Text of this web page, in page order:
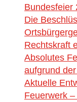
Bundesfeier
Die
Rechtskraft
Absolutes
aufgrund
Aktuelle
Feuerwerk